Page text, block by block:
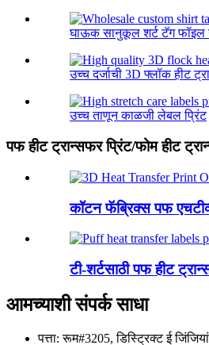
घाऊक सानुकूल शर्ट टॅग फॉइल
उच्च दर्जाची 3D फ्लॉक हीट
उच्च ताणून काळजी लेबल प्रिंट
पफ हीट ट्रान्सफर प्रिंट/फोम हीट
कॉटन फॅब्रिक्स पफ
टी-शर्टसाठी पफ हीट
आमच्याशी संपर्क साधा
पत्ता: रूम#3205, डिस्ट्रिक्ट ई